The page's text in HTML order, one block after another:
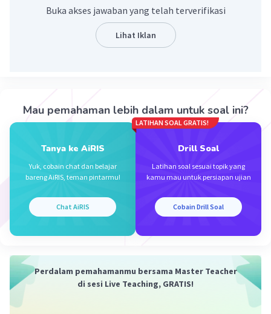
A’ = (a+k(x-a),b+k(y-b)) = (2+1/2(-6-
2),-4+1/2(2+4))
= (2-4,-4+3) = (-2,-1)
Beri Rating·0.0(0) Balas
Buka akses jawaban yang telah terverifikasi
Lihat Iklan
Mau pemahaman lebih dalam untuk soal ini?
Tanya ke AiRIS
Yuk, cobain chat dan belajar
bareng AiRIS, teman pintarmu!
Chat AiRIS
LATIHAN SOAL GRATIS!
Drill Soal
Latihan soal sesuai topik yang
kamu mau untuk persiapan ujian
Cobain Drill Soal
Perdalam pemahamanmu bersama Master Teacher
di sesi Live Teaching, GRATIS!